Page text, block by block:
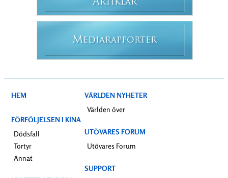
RTIKLAR
MEDIARAPPORTER
HEM
FÖRFÖLJELSEN I KINA
Dödsfall
Tortyr
Annat
VÄRLDEN NYHETER
Världen över
UTÖVARES FORUM
Utövares Forum
SUPPORT